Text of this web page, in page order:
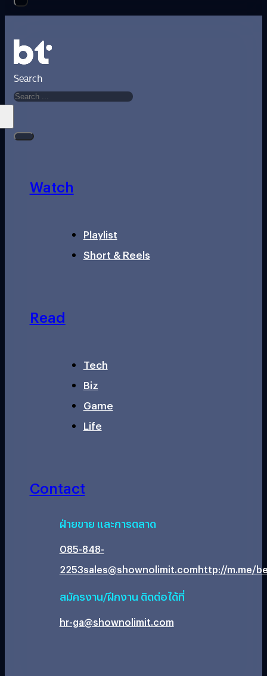
Search
Watch
Playlist
Short & Reels
Read
Tech
Biz
Game
Life
Contact
ฝ่ายขาย และการตลาด
085-848-
2253sales@shownolimit.comhttp://m.me/
สมัครงาน/ฝึกงาน ติดต่อได้ที่
hr-ga@shownolimit.com